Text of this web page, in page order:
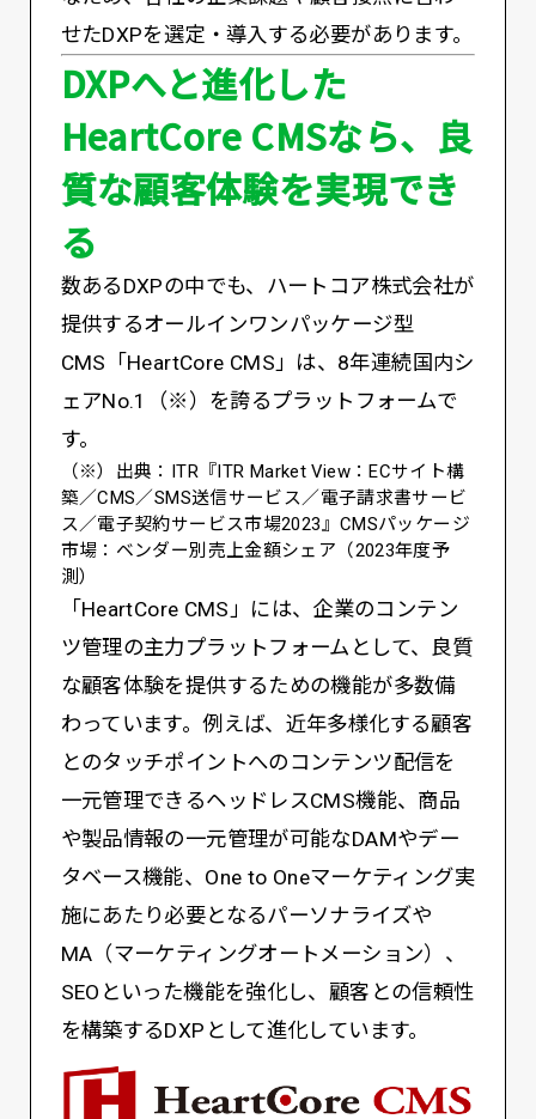
せたDXPを選定・導入する必要があります。
DXPへと進化した
HeartCore CMSなら、良
質な顧客体験を実現でき
る
数あるDXPの中でも、ハートコア株式会社が
提供するオールインワンパッケージ型
CMS「HeartCore CMS」は、8年連続国内シ
ェアNo.1（※）を誇るプラットフォームで
す。
（※）出典：ITR『ITR Market View：ECサイト構
築／CMS／SMS送信サービス／電子請求書サービ
ス／電子契約サービス市場2023』CMSパッケージ
市場：ベンダー別売上金額シェア（2023年度予
測）
「HeartCore CMS」には、企業のコンテン
ツ管理の主力プラットフォームとして、良質
な顧客体験を提供するための機能が多数備
わっています。例えば、近年多様化する顧客
とのタッチポイントへのコンテンツ配信を
一元管理できるヘッドレスCMS機能、商品
や製品情報の一元管理が可能なDAMやデー
タベース機能、One to Oneマーケティング実
施にあたり必要となるパーソナライズや
MA（マーケティングオートメーション）、
SEOといった機能を強化し、顧客との信頼性
を構築するDXPとして進化しています。